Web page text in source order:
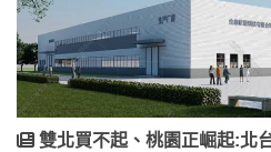
雙北買不起、桃園正崛起:北